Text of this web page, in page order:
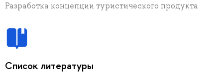
Разработка концепции туристического продукта
Список литературы